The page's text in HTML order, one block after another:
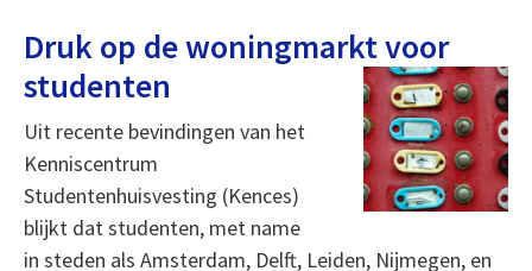
Druk op de woningmarkt voor
studenten
Uit recente bevindingen van het
Kenniscentrum
Studentenhuisvesting (Kences)
blijkt dat studenten, met name
in steden als Amsterdam, Delft, Leiden, Nijmegen, en